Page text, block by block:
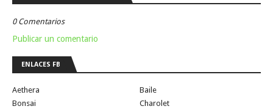
0 Comentarios
Publicar un comentario
ENLACES FB
Aethera
Baile
Bonsai
Charolet